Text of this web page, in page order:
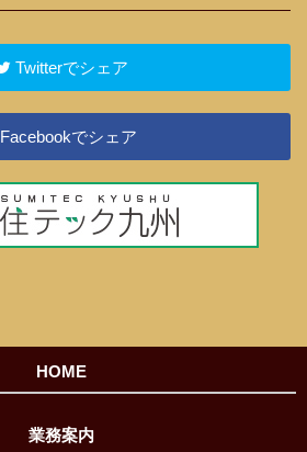
Twitterでシェア
Facebookでシェア
HOME
業務案内